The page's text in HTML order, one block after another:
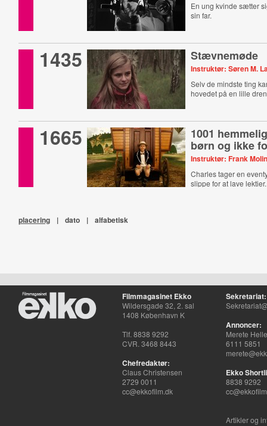
En ung kvinde sætter
sin far.
1435 Stævnemøde
Instruktør: Søren M.
Selv de mindste ting
hovedet på en lille
1665 1001
børn og ikke
Instruktør: Frank
Charles tager en
slippe for at lave lektier.
placering | dato | alfabetisk
Filmmagasinet Ekko
Wildersgade 32, 2. sal
1408 København K
Tlf. 8838 9292
CVR. 3468 8443
Chefredaktør:
Claus Christensen
2729 0011
cc@ekkofilm.dk
Sekretariat:
Annoncer:
Merete
6111 5851
Ekko
8838 9292
Artikler og